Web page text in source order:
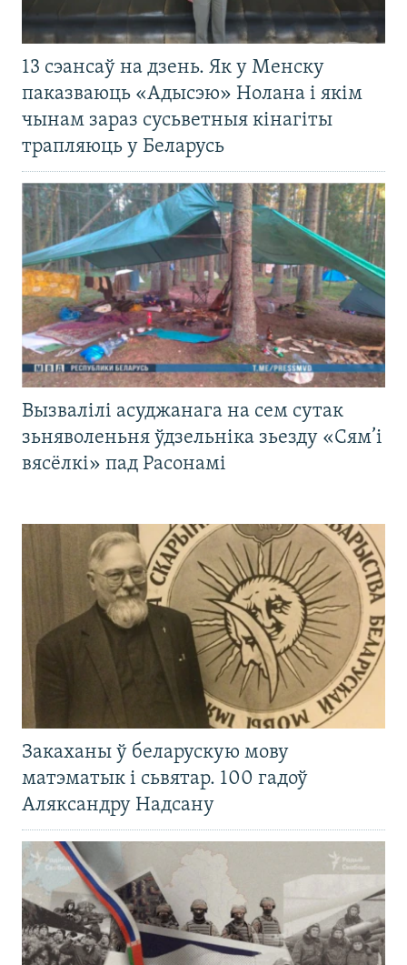
13 сэансаў на дзень. Як у Менску
паказваюць «Адысэю» Нолана і якім
чынам зараз сусьветныя кінагіты
трапляюць у Беларусь
Вызвалілі асуджанага на сем сутак
зьняволеньня ўдзельніка зьезду «Сям’і
вясёлкі» пад Расонамі
Закаханы ў беларускую мову
матэматык і сьвятар. 100 гадоў
Аляксандру Надсану